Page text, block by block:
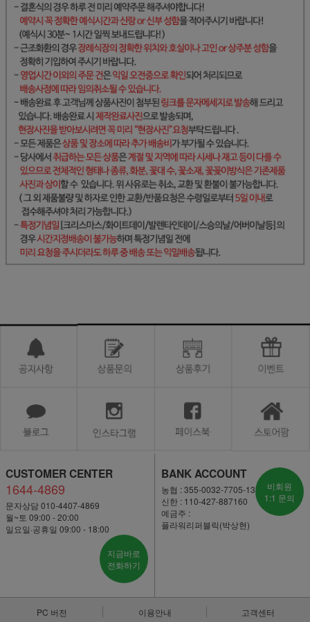
CUSTOMER CENTER
1644-4869
문자상담 010-4407-4869
월~토 09:00 - 20:00
일요일·공휴일 09:00 - 18:00
지금바로
전화하기
BANK ACCOUNT
농협 : 355-0032-7705-13
신한 : 110-427-887160
예금주 :
플라워리퍼블릭(박상현)
비회원
1:1 문의
PC 버전 이용안내 고객센터